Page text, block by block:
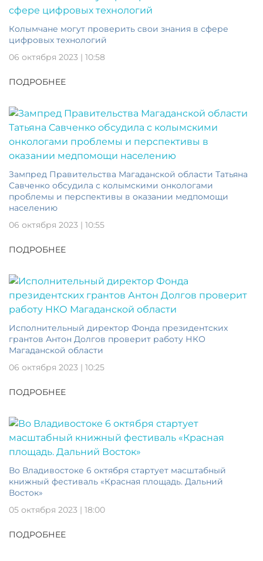
Колымчане могут проверить свои знания в сфере
цифровых технологий
06 октября 2023 | 10:58
ПОДРОБНЕЕ
Зампред Правительства Магаданской области Татьяна
Савченко обсудила с колымскими онкологами
проблемы и перспективы в оказании медпомощи
населению
06 октября 2023 | 10:55
ПОДРОБНЕЕ
Исполнительный директор Фонда президентских
грантов Антон Долгов проверит работу НКО
Магаданской области
06 октября 2023 | 10:25
ПОДРОБНЕЕ
Во Владивостоке 6 октября стартует масштабный
книжный фестиваль «Красная площадь. Дальний
Восток»
05 октября 2023 | 18:00
ПОДРОБНЕЕ